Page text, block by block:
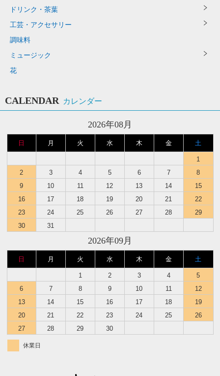
ドリンク・茶葉
工芸・アクセサリー
調味料
ミュージック
花
CALENDAR カレンダー
2026年08月
日 月 火 水 木 金 土
1
2
3 4 5 6 7
8
9
10 11 12 13 14
15
16
17 18 19 20 21
22
23
24 25 26 27 28
29
30
31
2026年09月
日 月 火 水 木 金 土
1 2 3 4
5
6
7 8 9 10 11
12
13
14 15 16 17 18
19
20
21 22 23 24 25
26
27
28 29 30
休業日